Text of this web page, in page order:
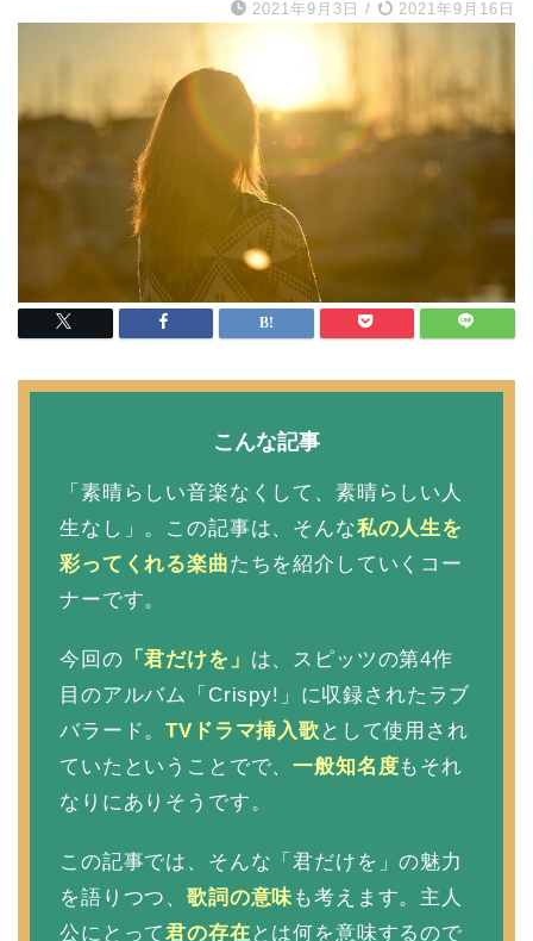
2021年9月3日 / 2021年9月16日
こんな記事
「素晴らしい音楽なくして、素晴らしい人
生なし」。この記事は、そんな私の人生を
彩ってくれる楽曲たちを紹介していくコー
ナーです。
今回の 「君だけを」 は、スピッツの第4作
目のアルバム「Crispy!」に収録されたラブ
バラード。TVドラマ挿入歌 として使用され
ていたということでで、一般知名度もそれ
なりにありそうです。
この記事では、そんな「君だけを」の魅力
を語りつつ、歌詞の意味も考えます。主人
公にとって君の存在 とは何を意味するので